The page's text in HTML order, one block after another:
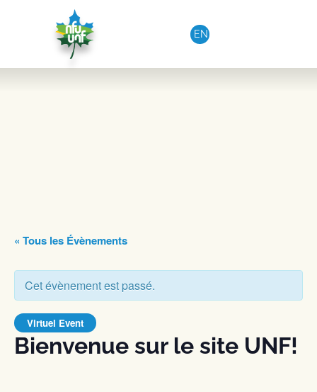
Aller au contenu
EN
« Tous les Évènements
Cet évènement est passé.
Bienvenue sur le site UNF!
Virtuel Event